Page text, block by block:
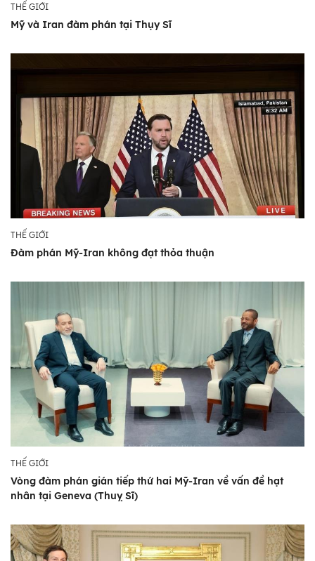
THẾ GIỚI
Mỹ và Iran đàm phán tại Thụy Sĩ
THẾ GIỚI
Đàm phán Mỹ-Iran không đạt thỏa thuận
THẾ GIỚI
Vòng đàm phán gián tiếp thứ hai Mỹ-Iran về vấn đề hạt
nhân tại Geneva (Thuỵ Sĩ)